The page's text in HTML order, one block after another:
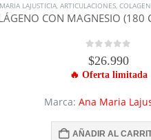
,SUPLEMENTOS,TODO DOPPELHERZ,
LAJUSTICIA, ARTICULACIONES,
0
$26.990
Marca:Ana Maria
AÑADIR AL